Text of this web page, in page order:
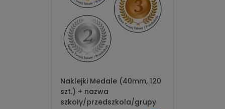
Naklejki Medale (40mm, 120
szt.) + nazwa
szkoły/przedszkola/grupy